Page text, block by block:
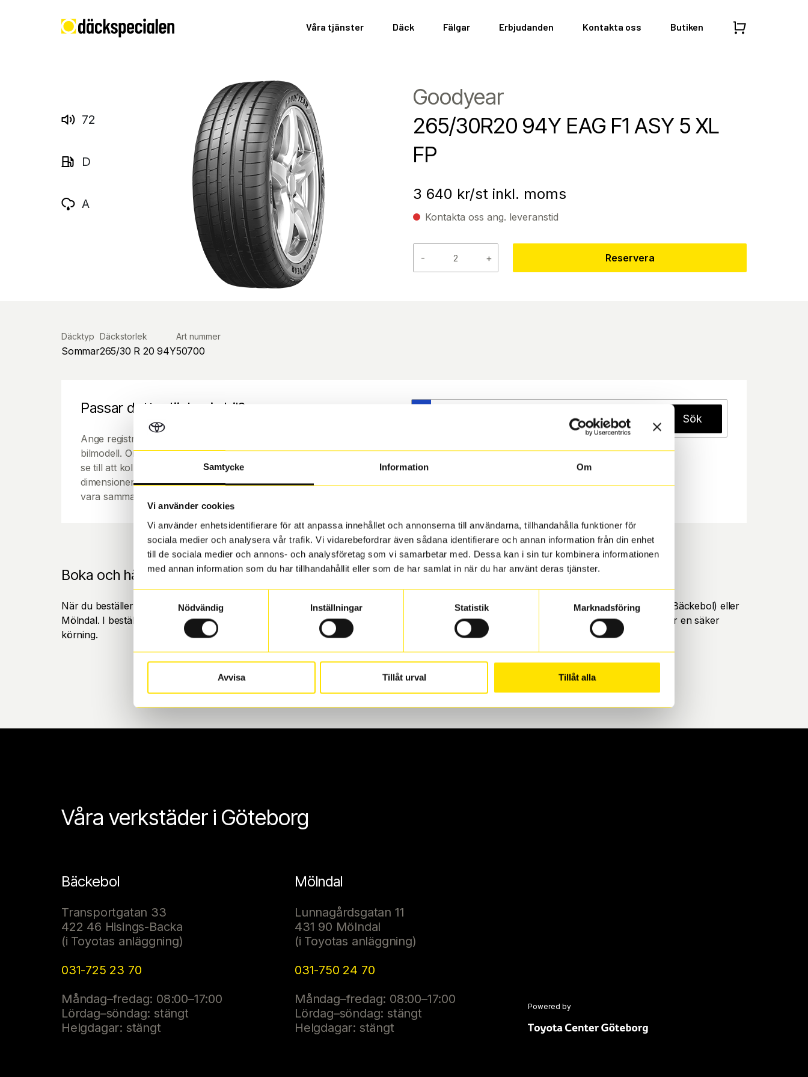
Samtycke Information Om
Vi använder cookies
Vi använder enhetsidentifierare för att anpassa innehållet och annonserna till användarna, tillhandahålla funktioner för
sociala medier och analysera vår trafik. Vi vidarebefordrar även sådana identifierare och annan information från din enhet
till de sociala medier och annons- och analysföretag som vi samarbetar med. Dessa kan i sin tur kombinera informationen
med annan information som du har tillhandahållit eller som de har samlat in när du har använt deras tjänster.
Nödvändig
Inställningar Statistik Marknadsföring
Avvisa Tillåt urval Tillåt alla
Våra tjänster Däck Fälgar Erbjudanden Kontakta oss Butiken
72
D
A
Goodyear
265/30R20 94Y EAG F1 ASY 5 XL
FP
3 640 kr/st inkl. moms
Kontakta oss ang. leveranstid
- + Reservera
Däcktyp
Sommar
Däckstorlek
265/30 R 20 94Y
Art nummer
50700
Passar detta däck min bil?
Ange registreringsnummer för att se om det däck du valt passar din
bilmodell. Om du köper däck som skall sättas på dina befintliga fälgar,
se till att kolla en extra gång så att däck och fälg har samma
dimensioner. Ibland kan fälgen ha bytts ut under årens lopp och inte
vara samma dimension som bilen hade ut från fabrik.
Sök
Boka och hämta hos Däckspecialen
När du beställer dina nya däck eller fälgar hos oss levereras de direkt till någon av våra däckverkstäder i Göteborg. Välj mellan Hisingen (Bäckebol) eller
Mölndal. I beställningen anger du datum och tid för upphämtning eller service. När vi byter dina däck ser vi till att de uppfyller alla krav för en säker
körning.
Våra verkstäder i Göteborg
Bäckebol
Transportgatan 33
422 46 Hisings-Backa
(i Toyotas anläggning)
031-725 23 70
Måndag–fredag: 08:00–17:00
Lördag–söndag: stängt
Helgdagar: stängt
Mölndal
Lunnagårdsgatan 11
431 90 Mölndal
(i Toyotas anläggning)
031-750 24 70
Måndag–fredag: 08:00–17:00
Lördag–söndag: stängt
Helgdagar: stängt
Powered by